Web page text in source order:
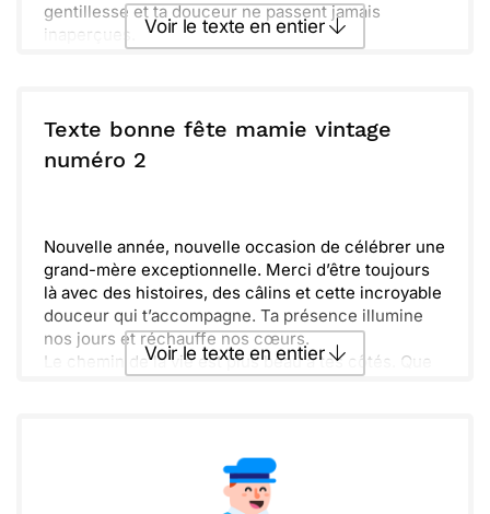
gentillesse et ta douceur ne passent jamais
inaperçues.
plein de souvenirs ensemble. Joyeux anniversaire,
Mamie. Profite bien de ta journée !
Voir le texte en entier
ou :
Texte bonne fête mamie vintage
numéro 2
Nouvelle année, nouvelle occasion de célébrer une
grand-mère exceptionnelle. Merci d’être toujours
là avec des histoires, des câlins et cette incroyable
douceur qui t’accompagne. Ta présence illumine
nos jours et réchauffe nos cœurs.
Le chemin de la vie est plus beau à tes côtés. Que
une merveilleuse fête, mamie.
Voir le texte en entier
Recevoir par mail